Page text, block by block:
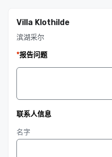
Villa Klothilde
滨湖采尔
*报告问题
联系人信息
名字